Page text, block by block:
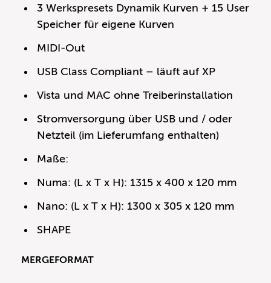
3 Werkspresets Dynamik Kurven + 15 User
Speicher für eigene Kurven
MIDI-Out
USB Class Compliant – läuft auf XP
Vista und MAC ohne Treiberinstallation
Stromversorgung über USB und / oder
Netzteil (im Lieferumfang enthalten)
Maße:
Numa: (L x T x H): 1315 x 400 x 120 mm
Nano: (L x T x H): 1300 x 305 x 120 mm
SHAPE
MERGEFORMAT